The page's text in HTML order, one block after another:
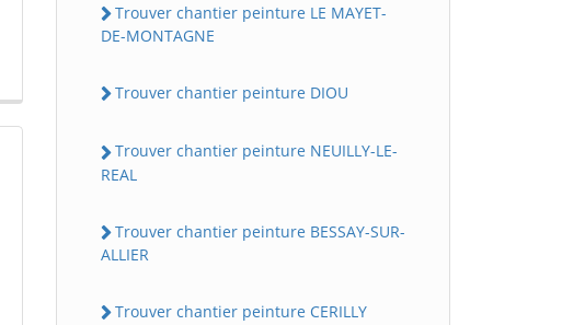
Trouver chantier peinture LE MAYET-
DE-MONTAGNE
Trouver chantier peinture DIOU
Trouver chantier peinture NEUILLY-LE-
REAL
Trouver chantier peinture BESSAY-SUR-
ALLIER
Trouver chantier peinture CERILLY